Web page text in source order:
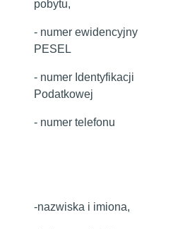
pobytu,
- numer ewidencyjny
PESEL
- numer Identyfikacji
Podatkowej
- numer telefonu
-nazwiska i imiona,